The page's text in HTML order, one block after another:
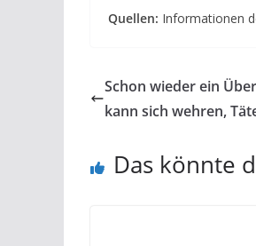
Quellen: Informationen
Schon wieder ein
kann sich wehren,
Das könnte